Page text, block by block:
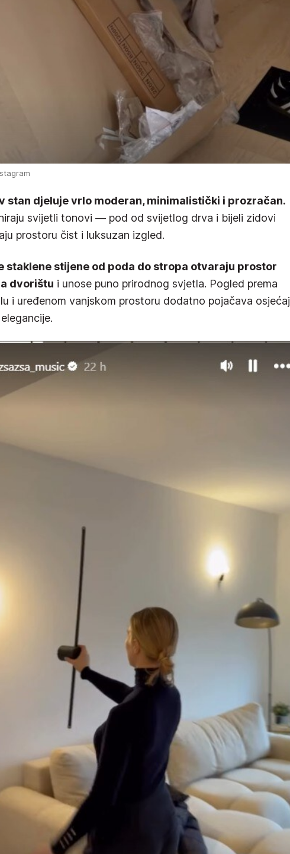
stan djeluje vrlo moderan, minimalistički i prozračan.
svijetli tonovi — pod od svijetlog drva i bijeli zidovi
prostoru čist i luksuzan izgled.
staklene stijene od poda do stropa otvaraju prostor
dvorištu i unose puno prirodnog svjetla. Pogled prema
i uređenom vanjskom prostoru dodatno pojačava osjećaj